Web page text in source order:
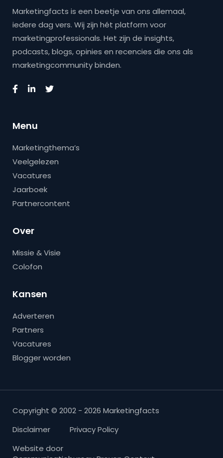
Marketingfacts is een beetje van ons allemaal,
iedere dag vers. Wij zijn hét platform voor
marketingprofessionals. Het zijn de insights,
podcasts, blogs, opinies en recencies die ons als
marketingcommunity binden.
Menu
Marketingthema’s
Veelgelezen
Vacatures
Jaarboek
Partnercontent
Over
Missie & Visie
Colofon
Kansen
Adverteren
Partners
Vacatures
Blogger worden
Copyright © 2002 - 2026 Marketingfacts
Disclaimer
Privacy Policy
Website door